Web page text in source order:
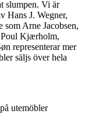
slumpen. Vi är
Hans J. Wegner,
Arne Jacobsen,
Poul Kjærholm,
representerar mer
säljs över hela
utemöbler